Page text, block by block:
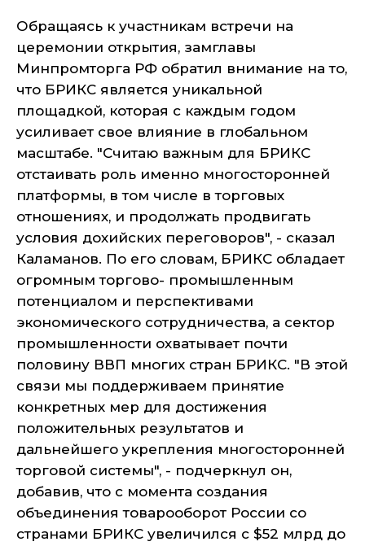
Обращаясь к участникам встречи на
церемонии открытия, замглавы
Минпромторга РФ обратил внимание на то,
что БРИКС является уникальной
площадкой, которая с каждым годом
усиливает свое влияние в глобальном
масштабе. "Считаю важным для БРИКС
отстаивать роль именно многосторонней
платформы, в том числе в торговых
отношениях, и продолжать продвигать
условия дохийских переговоров", - сказал
Каламанов. По его словам, БРИКС обладает
огромным торгово- промышленным
потенциалом и перспективами
экономического сотрудничества, а сектор
промышленности охватывает почти
половину ВВП многих стран БРИКС. "В этой
связи мы поддерживаем принятие
конкретных мер для достижения
положительных результатов и
дальнейшего укрепления многосторонней
торговой системы", - подчеркнул он,
добавив, что с момента создания
объединения товарооборот России со
странами БРИКС увеличился с $52 млрд до